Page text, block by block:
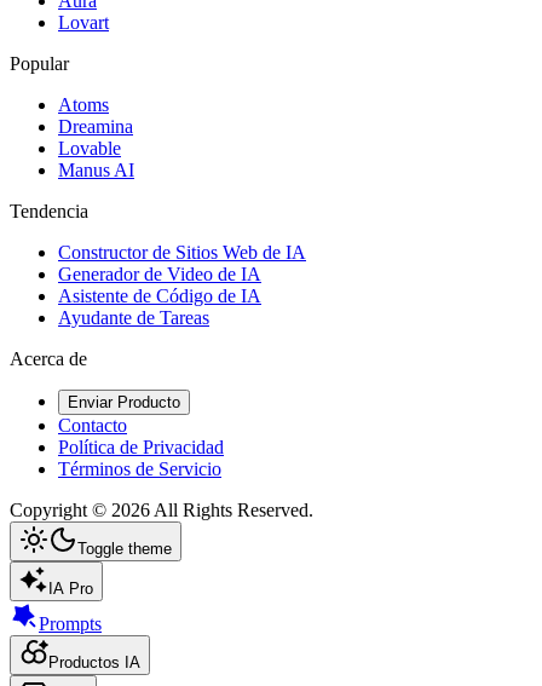
Lovart
Popular
Atoms
Dreamina
Lovable
Manus AI
Tendencia
Constructor de Sitios Web de IA
Generador de Video de IA
Asistente de Código de IA
Ayudante de Tareas
Acerca de
Enviar Producto
Contacto
Política de Privacidad
Términos de Servicio
Copyright © 2026 All Rights Reserved.
Toggle theme
IA Pro
Prompts
Productos IA